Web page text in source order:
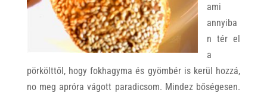
ami
annyiba
n tér el
a
pörkölttől, hogy fokhagyma és gyömbér is kerül hozzá,
no meg apróra vágott paradicsom. Mindez bőségesen.